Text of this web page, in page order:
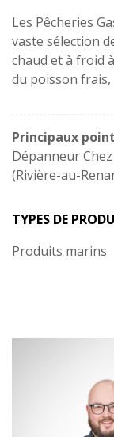
Les Pêcheries
vaste sélection
chaud et à froid
du poisson frais,
Principaux
Dépanneur
(Rivière-au-
TYPES DE
Produits marins